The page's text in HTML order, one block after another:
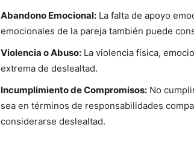
Abandono Emocional: La falta de apoyo
emocionales de la pareja también puede
Violencia o Abuso: La violencia física,
extrema de deslealtad.
Incumplimiento de Compromisos: No
sea en términos de responsabilidades
considerarse deslealtad.